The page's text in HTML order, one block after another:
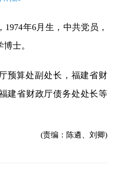
年6月生，中共党员，
士。
预算处副处长，福建省财
建省财政厅债务处处长等
(责编：陈遴、刘卿)